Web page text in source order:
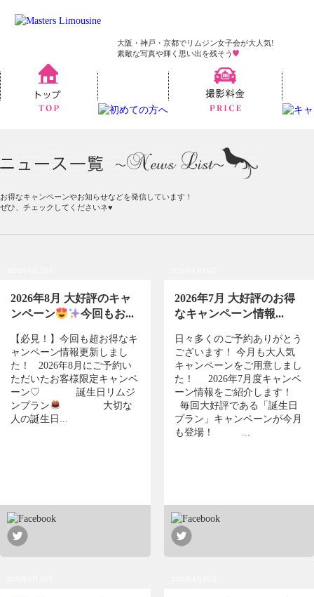
大阪・神戸・京都でリムジン女子会が大人気!
素敵な写真や輝く思い出を残そう
お得なキャンペーンやお知らせなどを発信しています！
ぜひ、チェックしてくださいネ♥
2026年8月 大好評のキャ
ンペーン
今回もお...
【必見！】今回も超お得なキ
ャンペーン情報更新しまし
た！ 2026年8月にご予約い
ただいたお客様限定キャンペ
ーン♡ 誕生日リムジ
ンプラン
大切な
人の誕生日...
2026年7月 大好評のお得
なキャンペーン情報...
日々多くのご予約ありがとう
ございます！ 今月も大人気
キャンペーンをご用意しまし
た！ 2026年7月度キャンペ
ーン情報をご紹介します！
毎回大好評である「誕生日
プラン」キャンペーンが今月
も登場！ ...